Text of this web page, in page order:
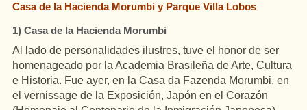
Casa de la Hacienda Morumbi y Parque Villa Lobos
1) Casa de la Hacienda Morumbi
Al lado de personalidades ilustres, tuve el honor de ser
homenageado por la Academia Brasileña de Arte, Cultura
e Historia. Fue ayer, en la Casa da Fazenda Morumbi, en
el vernissage de la Exposición, Japón en el Corazón